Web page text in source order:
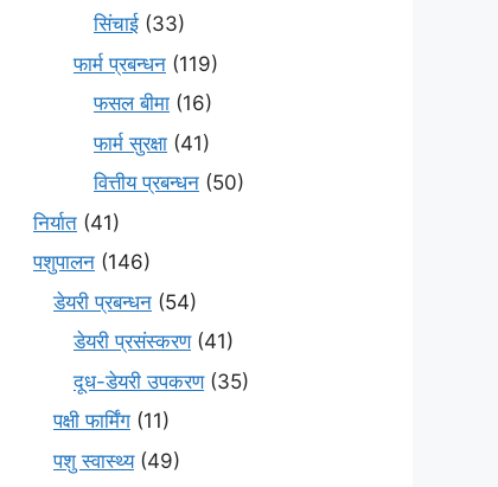
सिंचाई (33)
फार्म प्रबन्धन (119)
फसल बीमा (16)
फार्म सुरक्षा (41)
वित्तीय प्रबन्धन (50)
निर्यात (41)
पशुपालन (146)
डेयरी प्रबन्धन (54)
डेयरी प्रसंस्करण(41)
दूध-डेयरी उपकरण(35)
पक्षी फार्मिंग (11)
पशु स्वास्थ्य(49)